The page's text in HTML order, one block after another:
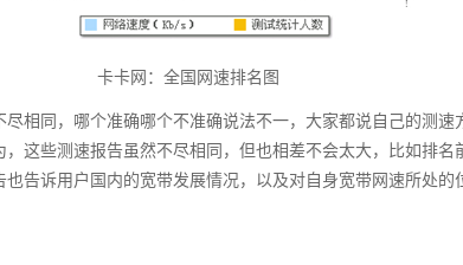
卡卡网：全国网速排名图
相同，哪个准确哪个不准确说法不一，大家都说自己的测速
这些测速报告虽然不尽相同，但也相差不会太大，比如排名
告诉用户国内的宽带发展情况，以及对自身宽带网速所处的